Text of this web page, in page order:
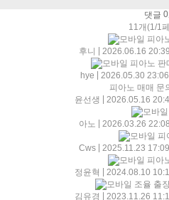
댓글 0
11개(1/1
피아
후니
2026.06.16 20:39
피아노 판
hye
2026.05.30 23:06
피아노 매매 문
윤선생
2026.05.16
아노
2026.03.26 22:08
피
Cws
2025.11.23 17:09
피아
정윤혁
2024.08.10
조율 출
김유경
2023.11.26